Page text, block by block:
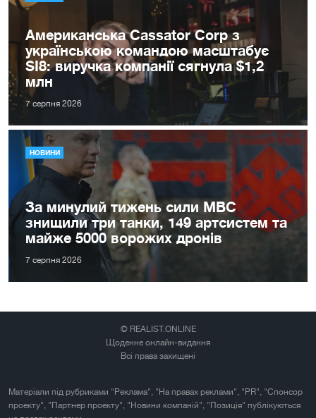
Американська Cassator Corp з
українською командою масштабує
SI8: виручка компанії сягнула $1,2
млн
7 серпня 2026
НОВИНИ
За минулий тижень сили МВС
знищили три танки, 149 артсистем та
майже 5000 ворожих дронів
7 серпня 2026
© REALIST.ONLINE
Щоденне онлайн-видання
Всі права захищені
Матеріали під рубриками "Реклама", "На правах реклами", "PR", "Спонсор
проекту", "Партнер проекту", "Новини компаній", "Позиція" публікуються